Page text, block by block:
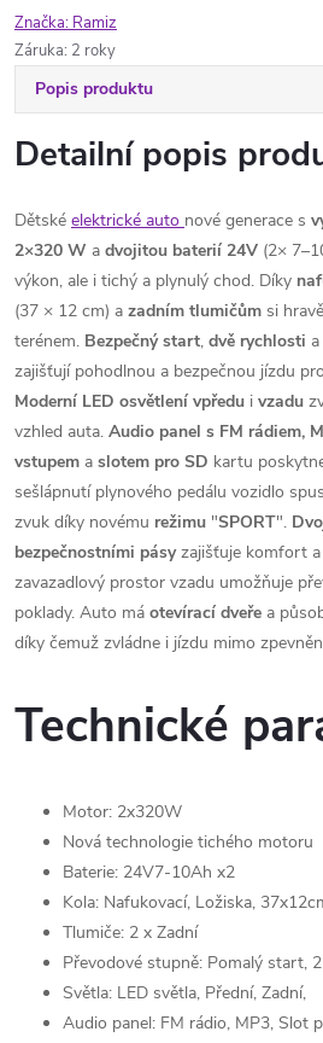
Značka: Ramiz
Záruka: 2 roky
Popis produktu
Detailní popis
Dětské elektrické auto nové generace s
2×320 W a dvojitou baterií 24V (2×
výkon, ale i tichý a plynulý chod. Díky
(37 × 12 cm) a zadním tlumičům si
terénem. Bezpečný start, dvě rychlosti
zajišťují pohodlnou a bezpečnou jízdu
Moderní LED osvětlení vpředu i vzadu
vzhled auta. Audio panel s FM rádiem,
vstupem a slotem pro SD kartu
sešlápnutí plynového pedálu vozidlo
zvuk díky novému režimu "SPORT".
bezpečnostními pásyzajišťuje komfort a
zavazadlový prostor vzadu umožňuje
poklady. Auto má otevírací dveře a
díky čemuž zvládne i jízdu mimo
Technické
Motor: 2x320W
Nová technologie tichého motoru
Baterie: 24V7-10Ah x2
Kola: Nafukovací, Ložiska,
Tlumiče: 2 x Zadní
Převodové stupně: Pomalý start,
Světla: LED světla, Přední, Zadní,
Audio panel: FM rádio, MP3, Slot